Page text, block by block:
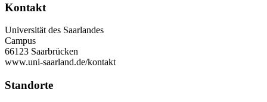
Kontakt
Universität des Saarlandes
Campus
66123 Saarbrücken
www.uni-saarland.de/kontakt
Standorte